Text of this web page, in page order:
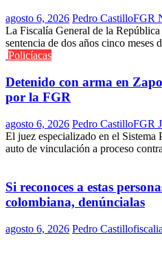
agosto 6, 2026 Pedro CastilloFGR
La Fiscalía General de la
sentencia de dos años cinco
Policíacas
Detenido con arma en
por la FGR
agosto 6, 2026 Pedro CastilloFGR
El juez especializado en el Sistema
auto de vinculación a proceso
Si reconoces a estas
colombiana, denúncialas
agosto 6, 2026 Pedro Castillo